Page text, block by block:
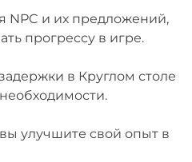
NPC и их предложений,
прогрессу в игре.
в Круглом столе
улучшите свой опыт в